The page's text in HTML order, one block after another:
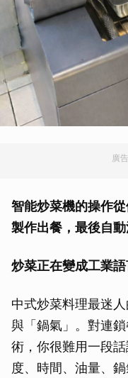
廣
智能炒菜機的操作
製作出餐，最後自
炒菜正在變成工業
中式炒菜料理最迷
與「鍋氣」。對連
術，你很難用一段
度、時間、油量、